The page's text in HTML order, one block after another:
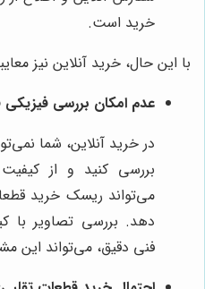
خرید است.
با این حال، خرید آنلاین نیز
عدم امکان بررسی
در خرید آنلاین، شما
بررسی کنید و از
می‌تواند ریسک خرید
دهد. بررسی تصاویر با
فنی دقیق، می‌تواند این